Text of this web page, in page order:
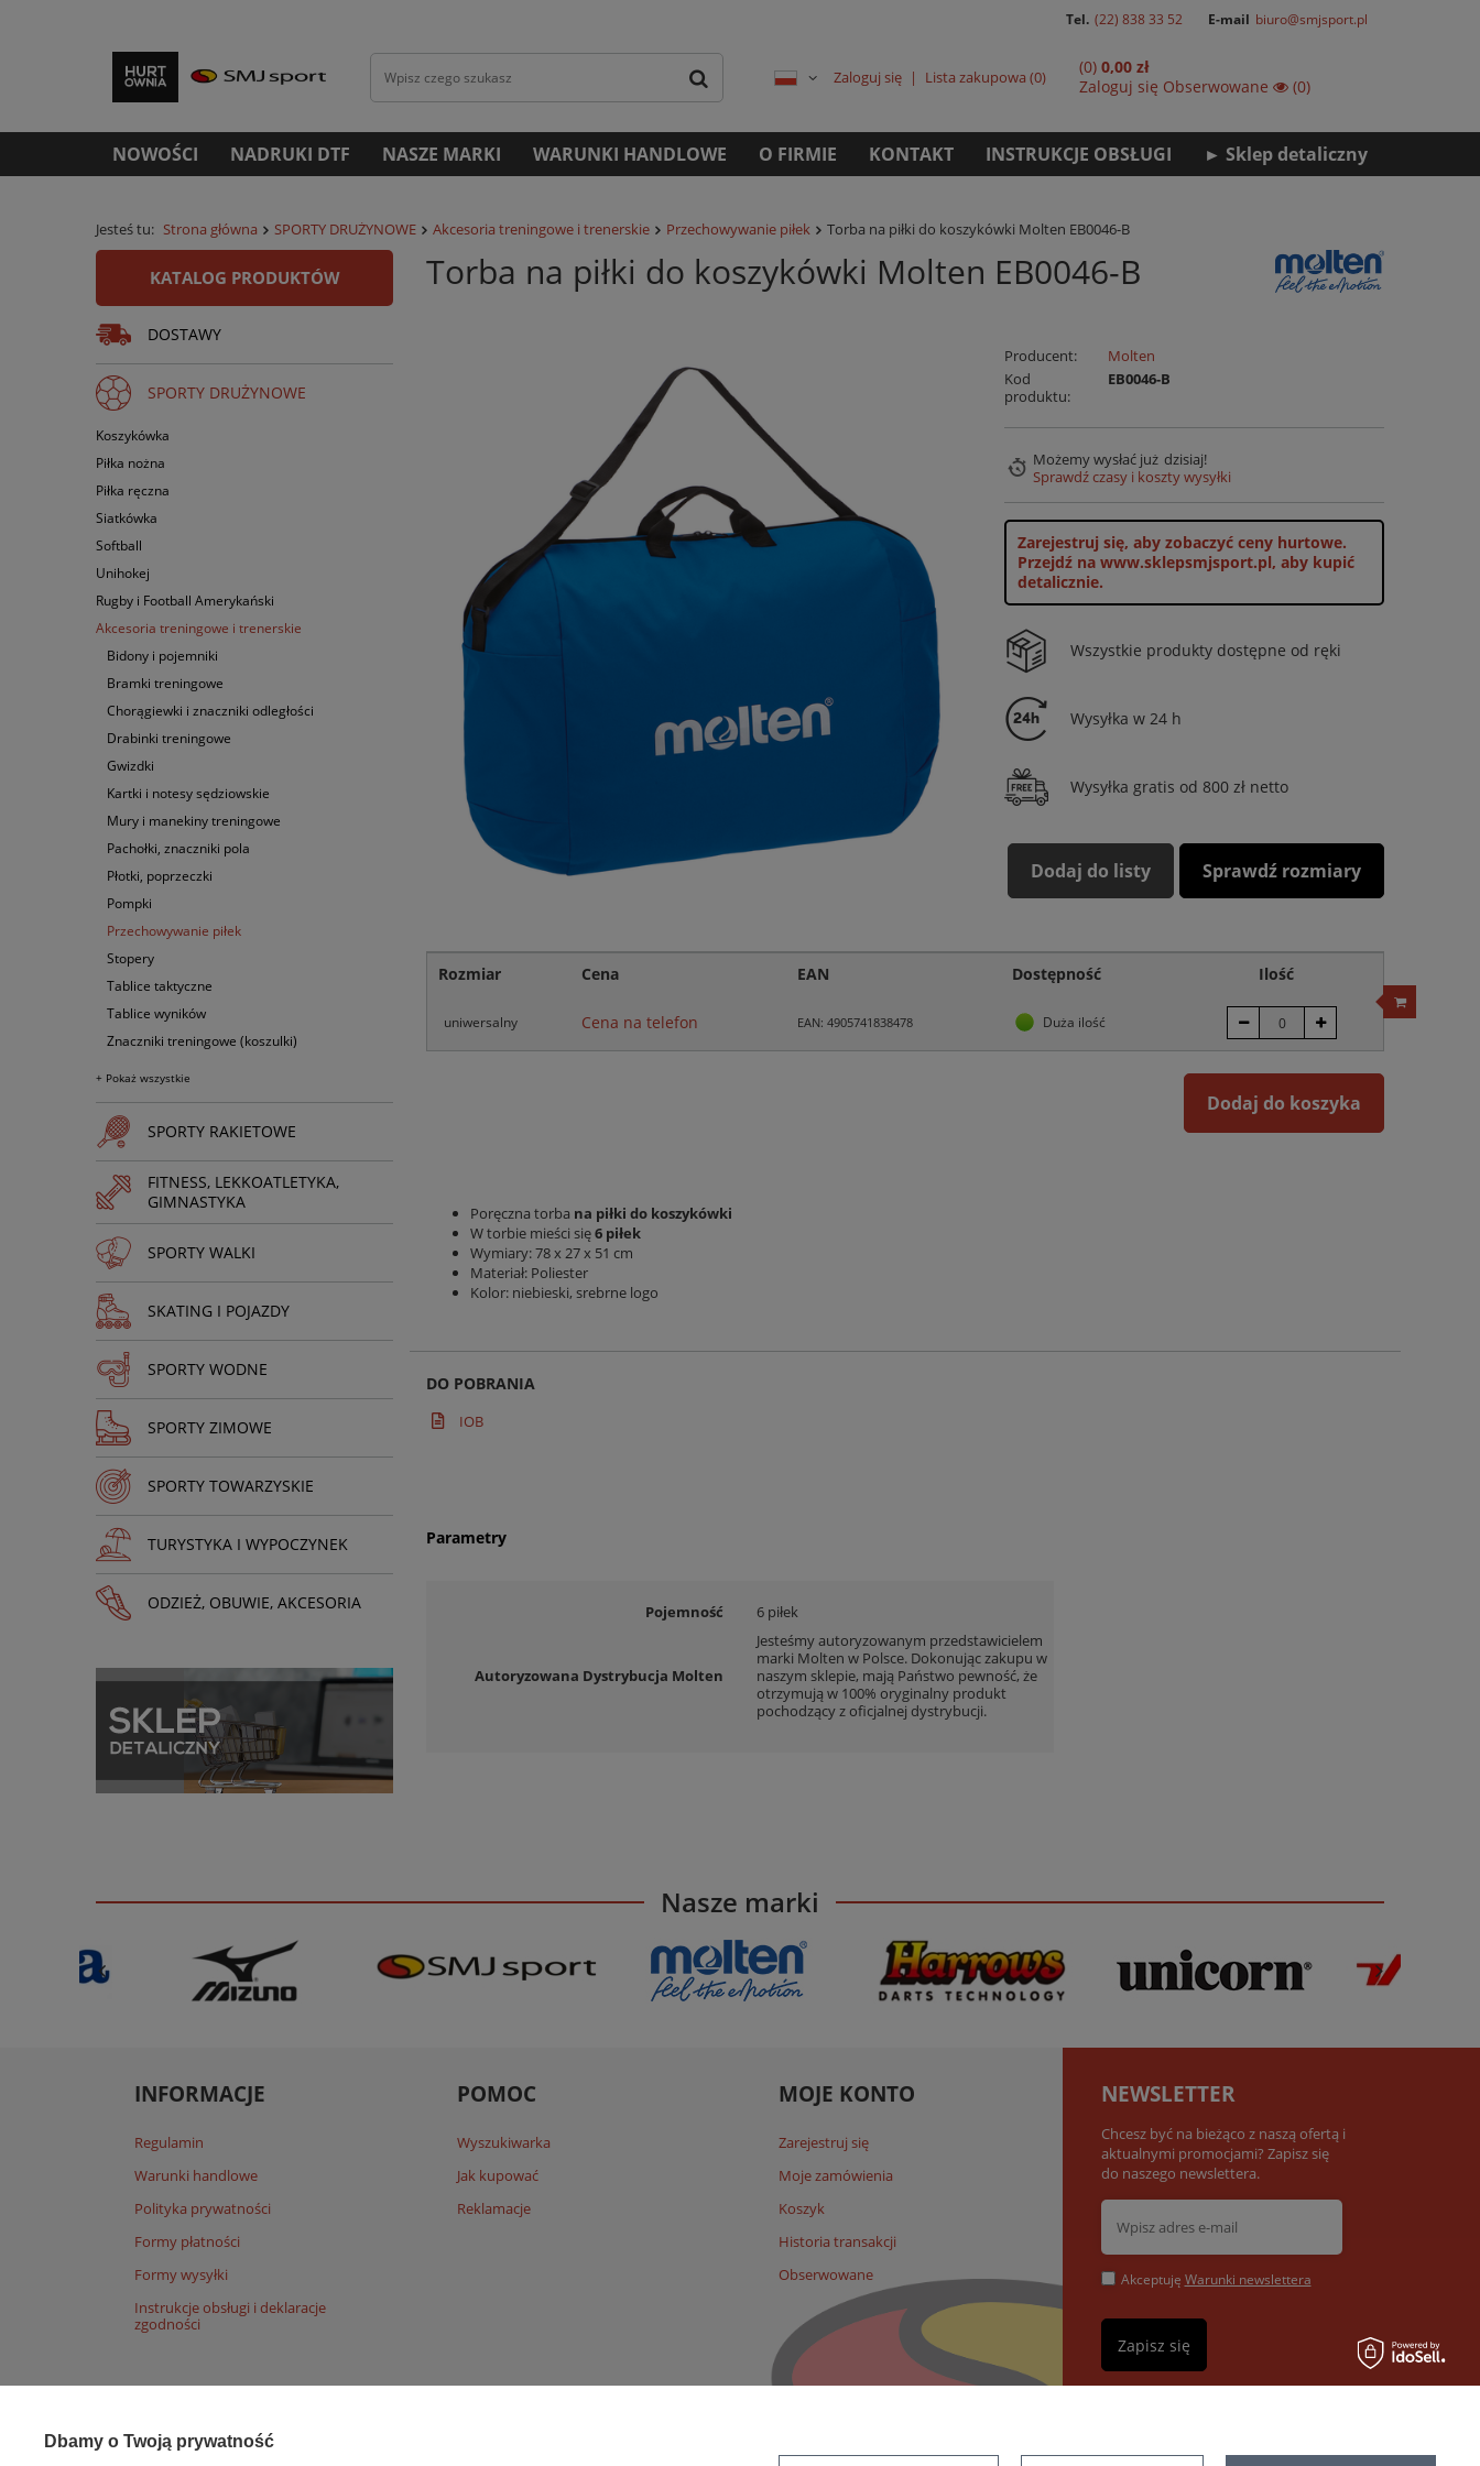
Tel. (22) 838 33 52 E-mail biuro@smjsport.pl
Zaloguj się Lista zakupowa 0 (0) 0,00 zł
Zaloguj się Obserwowane (0)
NOWOŚCI NADRUKI DTF NASZE MARKI WARUNKI HANDLOWE O FIRMIE KONTAKT INSTRUKCJE OBSŁUGI ► Sklep detaliczny
Jesteś tu: Strona główna SPORTY DRUŻYNOWE Akcesoria treningowe i trenerskie Przechowywanie piłek Torba na piłki do koszykówki Molten EB0046-B
KATALOG PRODUKTÓW
DOSTAWY
SPORTY DRUŻYNOWE
Koszykówka
Piłka nożna
Piłka ręczna
Siatkówka
Softball
Unihokej
Rugby i Football Amerykański
Akcesoria treningowe i trenerskie
Bidony i pojemniki
Bramki treningowe
Chorągiewki i znaczniki odległości
Drabinki treningowe
Gwizdki
Kartki i notesy sędziowskie
Mury i manekiny treningowe
Pachołki, znaczniki pola
Płotki, poprzeczki
Pompki
Przechowywanie piłek
Stopery
Tablice taktyczne
Tablice wyników
Znaczniki treningowe (koszulki)
+ Pokaż wszystkie
SPORTY RAKIETOWE
FITNESS, LEKKOATLETYKA,
GIMNASTYKA
SPORTY WALKI
SKATING I POJAZDY
SPORTY WODNE
SPORTY ZIMOWE
SPORTY TOWARZYSKIE
TURYSTYKA I WYPOCZYNEK
ODZIEŻ, OBUWIE, AKCESORIA
Torba na piłki do koszykówki Molten EB0046-B
Producent:
Molten
Kod
produktu:
EB0046-B
Możemy wysłać już dzisiaj!
Sprawdź czasy i koszty wysyłki
Zarejestruj się, aby zobaczyć ceny hurtowe.
Przejdź na www.sklepsmjsport.pl, aby kupić
detalicznie.
Wszystkie produkty dostępne od ręki
Wysyłka w 24 h
Wysyłka gratis od 800 zł netto
Dodaj do listy Sprawdź rozmiary
Rozmiar Cena EAN Dostępność Ilość
uniwersalny Cena na telefon EAN: 4905741838478 Duża ilość
Dodaj do koszyka
Poręczna torba na piłki do koszykówki
W torbie mieści się6 piłek
Wymiary: 78 x 27 x 51 cm
Materiał: Poliester
Kolor: niebieski, srebrne logo
DO POBRANIA
IOB
Parametry
Pojemność 6 piłek
Autoryzowana Dystrybucja Molten
Jesteśmy autoryzowanym przedstawicielem
marki Molten w Polsce. Dokonując zakupu w
naszym sklepie, mają Państwo pewność, że
otrzymują w 100% oryginalny produkt
pochodzący z oficjalnej dystrybucji.
Nasze marki
INFORMACJE
Regulamin
Warunki handlowe
Polityka prywatności
Formy płatności
Formy wysyłki
Instrukcje obsługi i deklaracje
zgodności
POMOC
Wyszukiwarka
Jak kupować
Reklamacje
MOJE KONTO
Zarejestruj się
Moje zamówienia
Koszyk
Historia transakcji
Obserwowane
NEWSLETTER
Chcesz być na bieżąco z naszą ofertą i
aktualnymi promocjami? Zapisz się
do naszego newslettera.
Akceptuję Warunki newslettera
Zapisz się
Dbamy o Twoją prywatność